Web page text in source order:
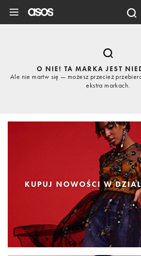
O NIE! TA MARKA JEST
Ale nie martw się — możesz przecież
ekstra markach.
KUPUJ NOWOŚCI W